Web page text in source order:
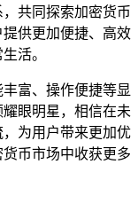
共同探索加密货币
供更加便捷、高效
活。
富、操作便捷等显
眼明星，相信在未
为用户带来更加优
币市场中收获更多